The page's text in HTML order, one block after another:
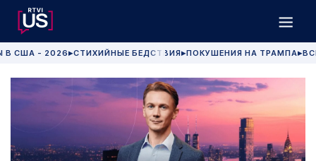
В США - 2026 ▶СТИХИЙНЫЕ БЕДСТВИЯ▶ПОКУШЕНИЯ НА ТРАМПА▶